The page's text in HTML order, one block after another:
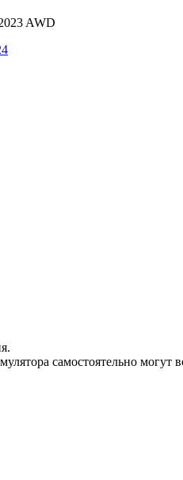
AWD
самостоятельно могут